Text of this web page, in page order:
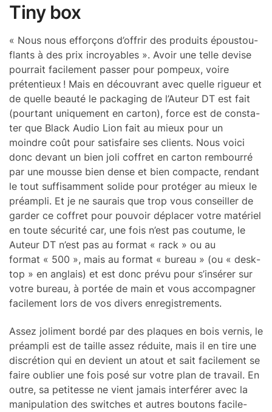
Tiny box
« Nous nous efforçons d’of­frir des produits épous­tou­
flants à des prix incroyables ». Avoir une telle devise
pour­rait faci­le­ment passer pour pompeux, voire
préten­tieux ! Mais en décou­vrant avec quelle rigueur et
de quelle beauté le packa­ging de l’Au­teur DT est fait
(pour­tant unique­ment en carton), force est de consta­
ter que Black Audio Lion fait au mieux pour un
moindre coût pour satis­faire ses clients. Nous voici
donc devant un bien joli coffret en carton rembourré
par une mousse bien dense et bien compacte, rendant
le tout suffi­sam­ment solide pour proté­ger au mieux le
préam­pli. Et je ne saurais que trop vous conseiller de
garder ce coffret pour pouvoir dépla­cer votre maté­riel
en toute sécu­rité car, une fois n’est pas coutume, le
Auteur DT n’est pas au format « rack » ou au
format « 500 », mais au format « bureau » (ou « desk­
top » en anglais) et est donc prévu pour s’in­sé­rer sur
votre bureau, à portée de main et vous accom­pa­gner
faci­le­ment lors de vos divers enre­gis­tre­ments.
Assez joli­ment bordé par des plaques en bois vernis, le
préam­pli est de taille assez réduite, mais il en tire une
discré­tion qui en devient un atout et sait faci­le­ment se
faire oublier une fois posé sur votre plan de travail. En
outre, sa peti­tesse ne vient jamais inter­fé­rer avec la
mani­pu­la­tion des switches et autres boutons faci­le­